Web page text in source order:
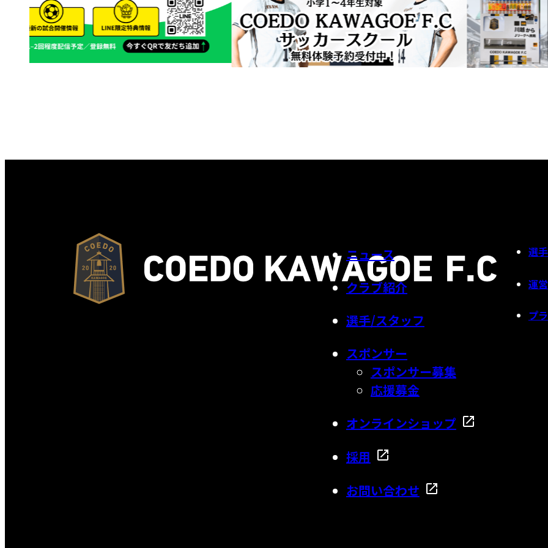
ニュース
クラブ紹介
選手/スタッフ
スポンサー
スポンサー募集
応援募金
オンラインショップ
採用
お問い合わせ
選
運
プ